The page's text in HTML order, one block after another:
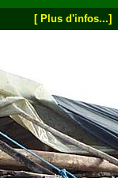
[ Plus d'infos...]